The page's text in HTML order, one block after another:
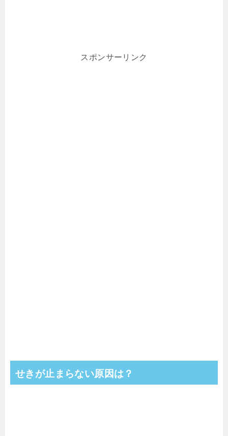
スポンサーリンク
せきが止まらない原因は？